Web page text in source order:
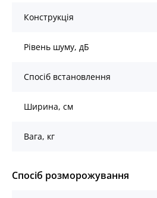
Конструкція
Рівень шуму, дБ
Спосіб встановлення
Ширина, см
Вага, кг
Спосіб розморожування